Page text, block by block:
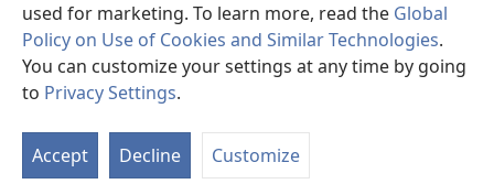
used for marketing. To learn more, read the Global
Policy on Use of Cookies and Similar Technologies.
You can customize your settings at any time by going
to Privacy Settings.
Accept Decline Customize
Copyright© 2026 Watch Tower Bible and Tract Society of Pennsylvania.
MASHARTI YA MATUMIZI